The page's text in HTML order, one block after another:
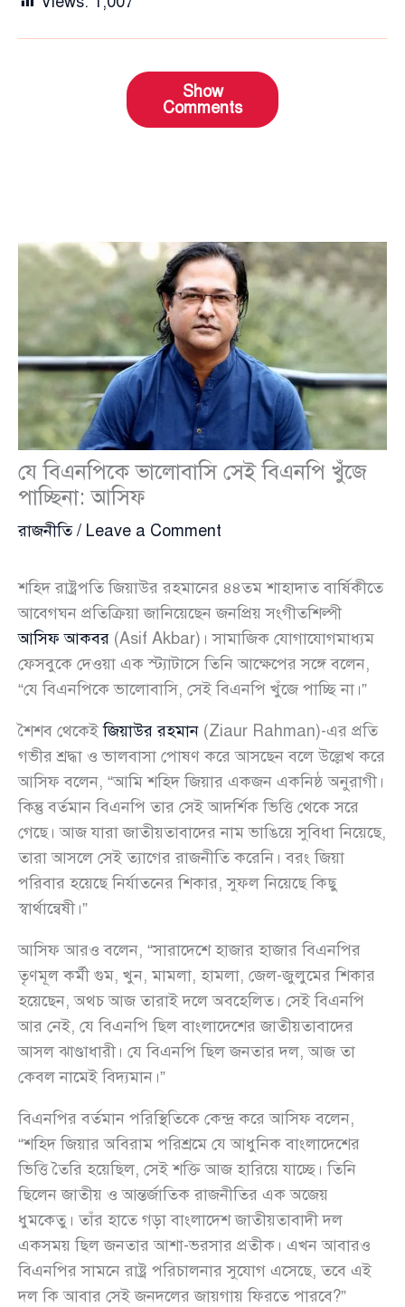
Show
Comments
যে বিএনপিকে ভালোবাসি সেই বিএনপি খুঁজে
পাচ্ছিনা: আসিফ
রাজনীতি/ Leave a Comment
শহিদ রাষ্ট্রপতি জিয়াউর রহমানের ৪৪তম শাহাদাত বার্ষিকীতে
আবেগঘন প্রতিক্রিয়া জানিয়েছেন জনপ্রিয় সংগীতশিল্পী
আসিফ আকবর (Asif Akbar)। সামাজিক যোগাযোগমাধ্যম
ফেসবুকে দেওয়া এক স্ট্যাটাসে তিনি আক্ষেপের সঙ্গে বলেন,
“যে বিএনপিকে ভালোবাসি, সেই বিএনপি খুঁজে পাচ্ছি না।”
শৈশব থেকেইজিয়াউর রহমান (Ziaur Rahman)-এর প্রতি
গভীর শ্রদ্ধা ও ভালবাসা পোষণ করে আসছেন বলে উল্লেখ করে
আসিফ বলেন, “আমি শহিদ জিয়ার একজন একনিষ্ঠ অনুরাগী।
কিন্তু বর্তমান বিএনপি তার সেই আদর্শিক ভিত্তি থেকে সরে
গেছে। আজ যারা জাতীয়তাবাদের নাম ভাঙিয়ে সুবিধা নিয়েছে,
তারা আসলে সেই ত্যাগের রাজনীতি করেনি। বরং জিয়া
পরিবার হয়েছে নির্যাতনের শিকার, সুফল নিয়েছে কিছু
স্বার্থান্বেষী।”
আসিফ আরও বলেন, “সারাদেশে হাজার হাজার বিএনপির
তৃণমূল কর্মী গুম, খুন, মামলা, হামলা, জেল-জুলুমের শিকার
হয়েছেন, অথচ আজ তারাই দলে অবহেলিত। সেই বিএনপি
আর নেই, যে বিএনপি ছিল বাংলাদেশের জাতীয়তাবাদের
আসল ঝাণ্ডাধারী। যে বিএনপি ছিল জনতার দল, আজ তা
কেবল নামেই বিদ্যমান।”
বিএনপির বর্তমান পরিস্থিতিকে কেন্দ্র করে আসিফ বলেন,
“শহিদ জিয়ার অবিরাম পরিশ্রমে যে আধুনিক বাংলাদেশের
ভিত্তি তৈরি হয়েছিল, সেই শক্তি আজ হারিয়ে যাচ্ছে। তিনি
ছিলেন জাতীয় ও আন্তর্জাতিক রাজনীতির এক অজেয়
ধুমকেতু। তাঁর হাতে গড়া বাংলাদেশ জাতীয়তাবাদী দল
একসময় ছিল জনতার আশা-ভরসার প্রতীক। এখন আবারও
বিএনপির সামনে রাষ্ট্র পরিচালনার সুযোগ এসেছে, তবে এই
দল কি আবার সেই জনদলের জায়গায় ফিরতে পারবে?”